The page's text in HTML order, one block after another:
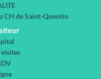
CH de Saint-Quentin